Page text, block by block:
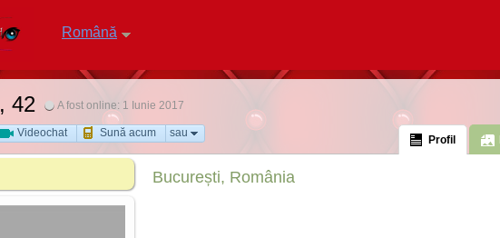
Română
, 42 A fost online: 1 Iunie 2017
Videochat Sună acum sau
Profil
București, România